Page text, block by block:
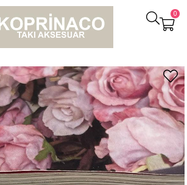
0
Lacivert Damla Taşlı Alttan Ayarlanabilir Minimal Yüzük